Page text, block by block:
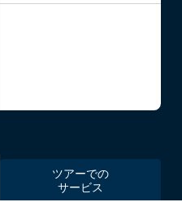
ツアーでの
サービス